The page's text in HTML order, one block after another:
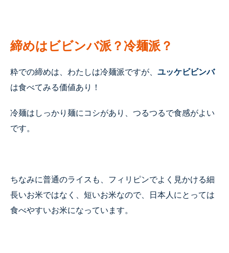
締めはビビンバ派？冷麺派？
粋での締めは、わたしは冷麺派ですが、 ユッケビビンバ
は食べてみる価値あり！
冷麺はしっかり麺にコシがあり、つるつるで食感がよい
です。
ちなみに普通のライスも、フィリピンでよく見かける細
長いお米ではなく、短いお米なので、日本人にとっては
食べやすいお米になっています。